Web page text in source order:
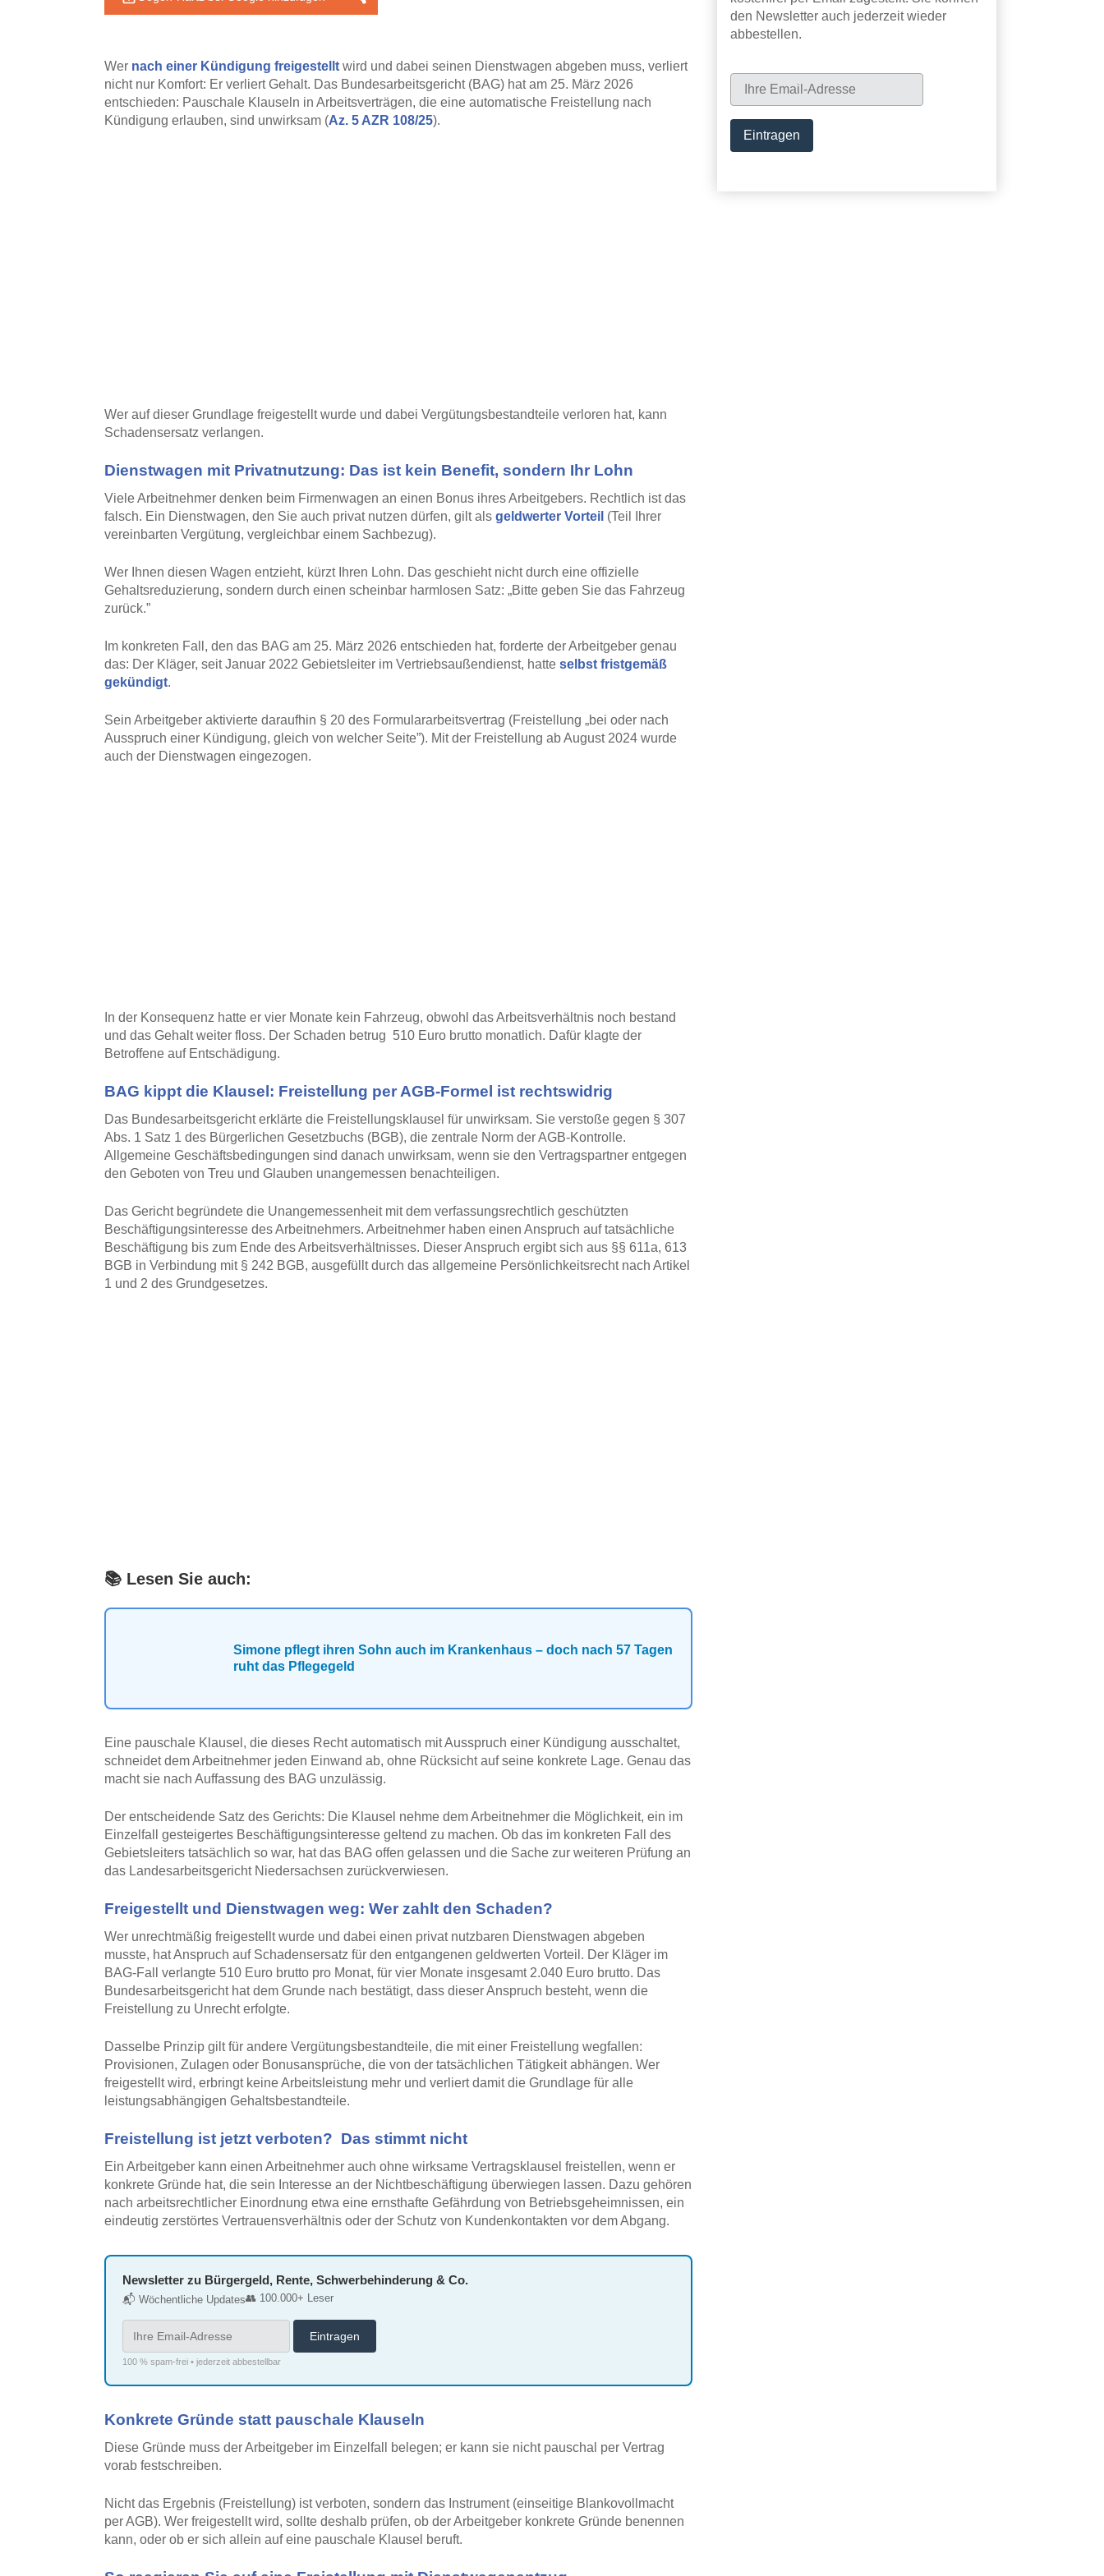
Wer nach einer Kündigung freigestellt wird und dabei seinen Dienstwagen abgeben muss, verliert
nicht nur Komfort: Er verliert Gehalt. Das Bundesarbeitsgericht (BAG) hat am 25. März 2026
entschieden: Pauschale Klauseln in Arbeitsverträgen, die eine automatische Freistellung nach
Kündigung erlauben, sind unwirksam (Az. 5 AZR 108/25).
Wer auf dieser Grundlage freigestellt wurde und dabei Vergütungsbestandteile verloren hat, kann
Schadensersatz verlangen.
Dienstwagen mit Privatnutzung: Das ist kein Benefit, sondern Ihr Lohn
Viele Arbeitnehmer denken beim Firmenwagen an einen Bonus ihres Arbeitgebers. Rechtlich ist das
falsch. Ein Dienstwagen, den Sie auch privat nutzen dürfen, gilt als geldwerter Vorteil (Teil Ihrer
vereinbarten Vergütung, vergleichbar einem Sachbezug).
Wer Ihnen diesen Wagen entzieht, kürzt Ihren Lohn. Das geschieht nicht durch eine offizielle
Gehaltsreduzierung, sondern durch einen scheinbar harmlosen Satz: „Bitte geben Sie das Fahrzeug
zurück.”
Im konkreten Fall, den das BAG am 25. März 2026 entschieden hat, forderte der Arbeitgeber genau
das: Der Kläger, seit Januar 2022 Gebietsleiter im Vertriebsaußendienst, hatte selbst fristgemäß
gekündigt.
Sein Arbeitgeber aktivierte daraufhin § 20 des Formulararbeitsvertrag (Freistellung „bei oder nach
Ausspruch einer Kündigung, gleich von welcher Seite”). Mit der Freistellung ab August 2024 wurde
auch der Dienstwagen eingezogen.
In der Konsequenz hatte er vier Monate kein Fahrzeug, obwohl das Arbeitsverhältnis noch bestand
und das Gehalt weiter floss. Der Schaden betrug 510 Euro brutto monatlich. Dafür klagte der
Betroffene auf Entschädigung.
BAG kippt die Klausel: Freistellung per AGB-Formel ist rechtswidrig
Das Bundesarbeitsgericht erklärte die Freistellungsklausel für unwirksam. Sie verstoße gegen § 307
Abs. 1 Satz 1 des Bürgerlichen Gesetzbuchs (BGB), die zentrale Norm der AGB-Kontrolle.
Allgemeine Geschäftsbedingungen sind danach unwirksam, wenn sie den Vertragspartner entgegen
den Geboten von Treu und Glauben unangemessen benachteiligen.
Das Gericht begründete die Unangemessenheit mit dem verfassungsrechtlich geschützten
Beschäftigungsinteresse des Arbeitnehmers. Arbeitnehmer haben einen Anspruch auf tatsächliche
Beschäftigung bis zum Ende des Arbeitsverhältnisses. Dieser Anspruch ergibt sich aus §§ 611a, 613
BGB in Verbindung mit § 242 BGB, ausgefüllt durch das allgemeine Persönlichkeitsrecht nach Artikel
1 und 2 des Grundgesetzes.
📚 Lesen Sie auch:
Simone pflegt ihren Sohn auch im Krankenhaus – doch nach 57 Tagen
ruht das Pflegegeld
Eine pauschale Klausel, die dieses Recht automatisch mit Ausspruch einer Kündigung ausschaltet,
schneidet dem Arbeitnehmer jeden Einwand ab, ohne Rücksicht auf seine konkrete Lage. Genau das
macht sie nach Auffassung des BAG unzulässig.
Der entscheidende Satz des Gerichts: Die Klausel nehme dem Arbeitnehmer die Möglichkeit, ein im
Einzelfall gesteigertes Beschäftigungsinteresse geltend zu machen. Ob das im konkreten Fall des
Gebietsleiters tatsächlich so war, hat das BAG offen gelassen und die Sache zur weiteren Prüfung an
das Landesarbeitsgericht Niedersachsen zurückverwiesen.
Freigestellt und Dienstwagen weg: Wer zahlt den Schaden?
Wer unrechtmäßig freigestellt wurde und dabei einen privat nutzbaren Dienstwagen abgeben
musste, hat Anspruch auf Schadensersatz für den entgangenen geldwerten Vorteil. Der Kläger im
BAG-Fall verlangte 510 Euro brutto pro Monat, für vier Monate insgesamt 2.040 Euro brutto. Das
Bundesarbeitsgericht hat dem Grunde nach bestätigt, dass dieser Anspruch besteht, wenn die
Freistellung zu Unrecht erfolgte.
Dasselbe Prinzip gilt für andere Vergütungsbestandteile, die mit einer Freistellung wegfallen:
Provisionen, Zulagen oder Bonusansprüche, die von der tatsächlichen Tätigkeit abhängen. Wer
freigestellt wird, erbringt keine Arbeitsleistung mehr und verliert damit die Grundlage für alle
leistungsabhängigen Gehaltsbestandteile.
Freistellung ist jetzt verboten? Das stimmt nicht
Ein Arbeitgeber kann einen Arbeitnehmer auch ohne wirksame Vertragsklausel freistellen, wenn er
konkrete Gründe hat, die sein Interesse an der Nichtbeschäftigung überwiegen lassen. Dazu gehören
nach arbeitsrechtlicher Einordnung etwa eine ernsthafte Gefährdung von Betriebsgeheimnissen, ein
eindeutig zerstörtes Vertrauensverhältnis oder der Schutz von Kundenkontakten vor dem Abgang.
Newsletter zu Bürgergeld, Rente, Schwerbehinderung & Co.
📬 Wöchentliche Updates👥 100.000+ Leser
100 % spam-frei • jederzeit abbestellbar
Konkrete Gründe statt pauschale Klauseln
Diese Gründe muss der Arbeitgeber im Einzelfall belegen; er kann sie nicht pauschal per Vertrag
vorab festschreiben.
Nicht das Ergebnis (Freistellung) ist verboten, sondern das Instrument (einseitige Blankovollmacht
per AGB). Wer freigestellt wird, sollte deshalb prüfen, ob der Arbeitgeber konkrete Gründe benennen
kann, oder ob er sich allein auf eine pauschale Klausel beruft.
den Newsletter auch jederzeit wieder
abbestellen.